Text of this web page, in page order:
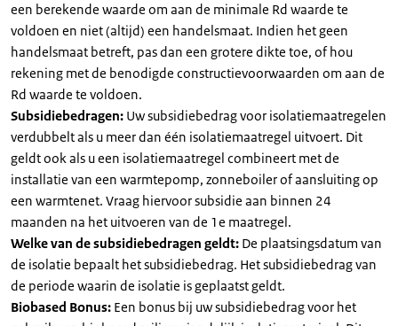
een berekende waarde om aan de minimale Rd waarde te
voldoen en niet (altijd) een handelsmaat. Indien het geen
handelsmaat betreft, pas dan een grotere dikte toe, of hou
rekening met de benodigde constructievoorwaarden om aan de
Rd waarde te voldoen.
Subsidiebedragen: Uw subsidiebedrag voor isolatiemaatregelen
verdubbelt als u meer dan één isolatiemaatregel uitvoert. Dit
geldt ook als u een isolatiemaatregel combineert met de
installatie van een warmtepomp, zonneboiler of aansluiting op
een warmtenet. Vraag hiervoor subsidie aan binnen 24
maanden na het uitvoeren van de 1e maatregel.
Welke van de subsidiebedragen geldt: De plaatsingsdatum van
de isolatie bepaalt het subsidiebedrag. Het subsidiebedrag van
de periode waarin de isolatie is geplaatst geldt.
Biobased Bonus: Een bonus bij uw subsidiebedrag voor het